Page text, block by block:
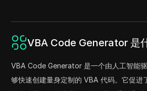
VBA Code Generator 是
VBA Code Generator 是一个由人工智能
够快速创建量身定制的 VBA 代码。它促